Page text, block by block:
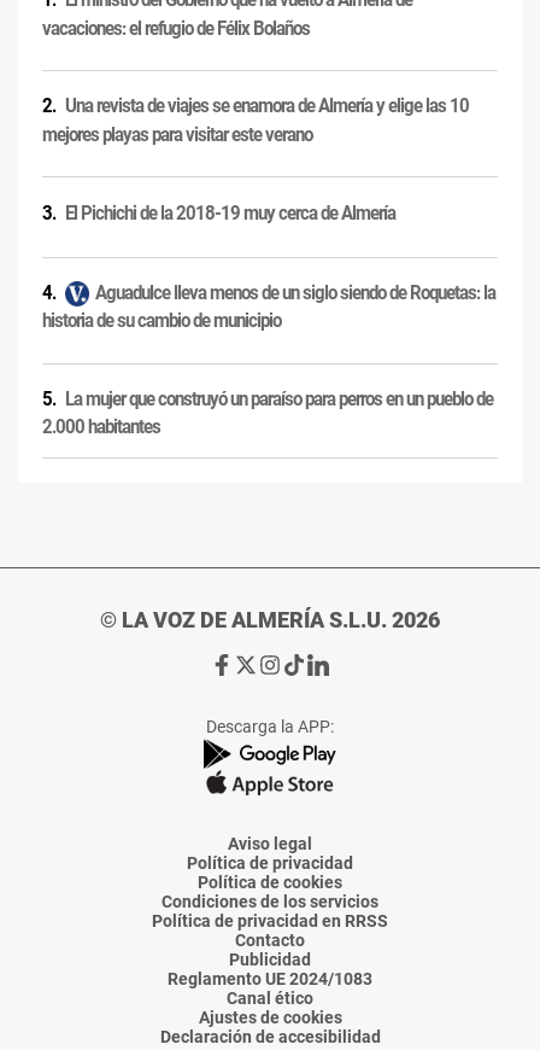
vacaciones: el refugio de Félix Bolaños
Una revista de viajes se enamora de Almería y elige las 10
mejores playas para visitar este verano
El Pichichi de la 2018-19 muy cerca de Almería
Aguadulce lleva menos de un siglo siendo de Roquetas: la
historia de su cambio de municipio
La mujer que construyó un paraíso para perros en un pueblo de
2.000 habitantes
© LA VOZ DE ALMERÍA S.L.U. 2026
Ir
de
La
Voz
Almería
Ir
de
La
Voz
Almería
Ir
de
La
Voz
Almería
Ir
de
La
Voz
Almería
Ir
de
La
Voz
Descarga la APP:
Aviso legal
Política de privacidad
Política de cookies
Condiciones de los servicios
Política de privacidad en RRSS
Contacto
Publicidad
Reglamento UE 2024/1083
Canal ético
Ajustes de cookies
Declaración de accesibilidad